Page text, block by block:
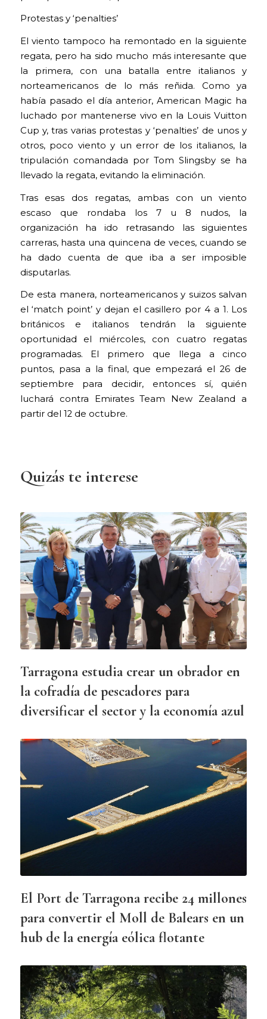
Protestas y ‘penalties’
El viento tampoco ha remontado en la siguiente
regata, pero ha sido mucho más interesante que
la primera, con una batalla entre italianos y
norteamericanos de lo más reñida. Como ya
había pasado el día anterior, American Magic ha
luchado por mantenerse vivo en la Louis Vuitton
Cup y, tras varias protestas y ‘penalties’ de unos y
otros, poco viento y un error de los italianos, la
tripulación comandada por Tom Slingsby se ha
llevado la regata, evitando la eliminación.
Tras esas dos regatas, ambas con un viento
escaso que rondaba los 7 u 8 nudos, la
organización ha ido retrasando las siguientes
carreras, hasta una quincena de veces, cuando se
ha dado cuenta de que iba a ser imposible
disputarlas.
De esta manera, norteamericanos y suizos salvan
el ‘match point’ y dejan el casillero por 4 a 1. Los
británicos e italianos tendrán la siguiente
oportunidad el miércoles, con cuatro regatas
programadas. El primero que llega a cinco
puntos, pasa a la final, que empezará el 26 de
septiembre para decidir, entonces sí, quién
luchará contra Emirates Team New Zealand a
partir del 12 de octubre.
Quizás te interese
Tarragona estudia crear un obrador en
la cofradía de pescadores para
diversificar el sector y la economía azul
El Port de Tarragona recibe 24 millones
para convertir el Moll de Balears en un
hub de la energía eólica flotante